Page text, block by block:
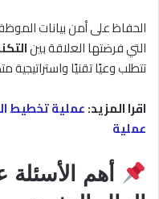
الحفاظ على أمن بيانات
التي فرضتها العلاقة بين
تتطلب وعيًا تقنيًا واستراتيجية
اقرا المزيد:عملية تخطيط
عملية
أهم الأسئلة